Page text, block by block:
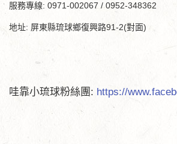
服務專線: 0971-002067 / 0952-348362
地址: 屏東縣琉球鄉復興路91-2(對面)
哇靠小琉球粉絲團: https://